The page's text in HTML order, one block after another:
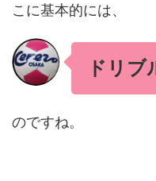
こに基本的には、
ドリブ
のですね。